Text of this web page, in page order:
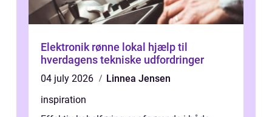
Elektronik rønne lokal hjælp til
hverdagens tekniske udfordringer
04 july 2026
Linnea Jensen
inspiration